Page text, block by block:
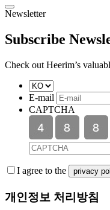
Newsletter
Subscribe
Check out Heerim’s
E-mail
CAPTCHA
I agree to the privacy
개인정보 처리방침